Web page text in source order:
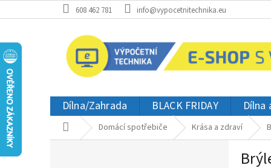
na
608 462 781 info@vypocetnitechnika.eu
Dílna/Zahrada BLACK FRIDAY Dílna
Domů Domácí spotřebiče Krása a zdraví